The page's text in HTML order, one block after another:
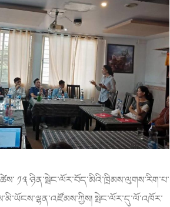
༡༣ ཉིན་སྦེང་ལོར་བོད་མིའི་ཁྲིམས་ལུགས་རིག་པ་
སྤེང་ལོར་དུ་ལོ་འཁོར་